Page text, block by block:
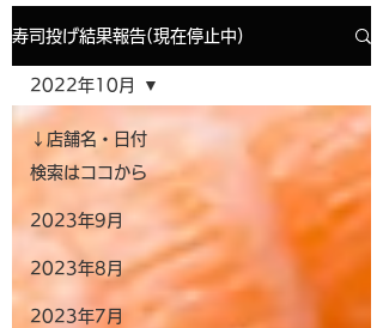
寿司投げ結果報告(現在停止中)
↓店舗名・日付
検索はココから
2023年9月
2023年8月
2023年7月
2022年10月